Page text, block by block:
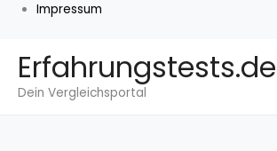
Impressum
Inhalt
springen
Erfahrungstests.de
Dein Vergleichsportal